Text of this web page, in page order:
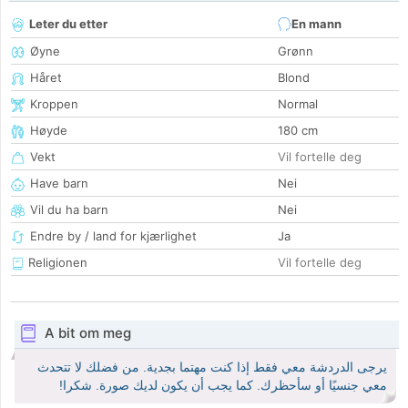
Leter du etter
En mann
Øyne
Grønn
Håret
Blond
Kroppen
Normal
Høyde
180 cm
Vekt
Vil fortelle deg
Have barn
Nei
Vil du ha barn
Nei
Endre by / land for kjærlighet
Ja
Religionen
Vil fortelle deg
A bit om meg
يرجى الدردشة معي فقط إذا كنت مهتما بجدية. من فضلك لا تتحدث
معي جنسيًا أو سأحظرك. كما يجب أن يكون لديك صورة. شكرا!